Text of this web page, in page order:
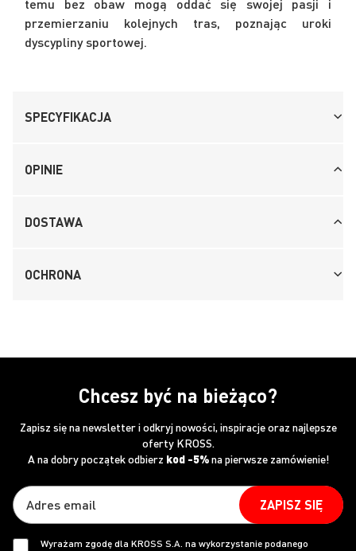
temu bez obaw mogą oddać się swojej pasji i
przemierzaniu kolejnych tras, poznając uroki
dyscypliny sportowej.
SPECYFIKACJA
OPINIE
DOSTAWA
OCHRONA
Chcesz być na bieżąco?
Zapisz się na newsletter i odkryj nowości, inspiracje oraz najlepsze
oferty KROSS.
A na dobry początek odbierz kod -5%na pierwsze zamówienie!
ZAPISZ SIĘ
Wyrażam zgodę dla KROSS S.A. na wykorzystanie podanego